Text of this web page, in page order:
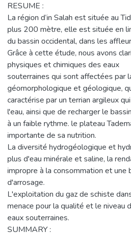
RESUME :
La région d’in Salah est située au
plus 200 mètre, elle est située en
du bassin occidental, dans les
Grâce à cette étude, nous avons
physiques et chimiques des eaux
souterraines qui sont affectées par
géomorphologique et géologique,
caractérise par un terrian argileux
l'eau, ainsi que de recharger le
à un faible rythme. le plateau
importante de sa nutrition.
La diversité hydrogéologique et
plus d'eau minérale et saline, la
impropre à la consommation et une
d'arrosage.
L'exploitation du gaz de schiste
menace pour la qualité et le niveau
eaux souterraines.
SUMMARY :